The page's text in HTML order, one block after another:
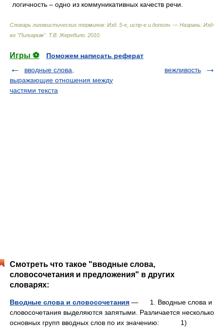
логичность – одно из коммуникативных качеств речи.
Словарь лингвистических терминов: Изд. 5-е, испр-е и дополн. — Назрань: Изд-
во "Пилигрим". Т.В. Жеребило 2010
Игры ⚽
Поможем написать реферат
вводные слова,
выражающие отношения между
частями текста
вежливость
Смотреть что такое "вводные слова,
словосочетания и предложения" в других
словарях:
Вводные слова и словосочетания — 1. Вводные слова и
словосочетания выделяются запятыми. Различается несколько
основных групп вводных слов по их значению: 1)